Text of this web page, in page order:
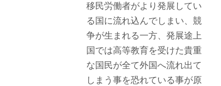
移民労働者がより発展してい
る国に流れ込んでしまい、競
争が生まれる一方、発展途上
国では高等教育を受けた貴重
な国民が全て外国へ流れ出て
しまう事を恐れている事が原